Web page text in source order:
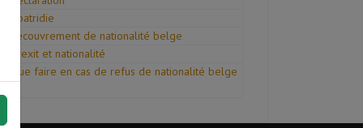
Apatridie
Recouvrement de nationalité belge
Brexit et nationalité
Que faire en cas de refus de nationalité belge